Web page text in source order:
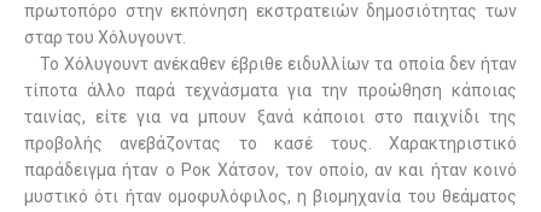
πρωτοπόρο στην εκπόνηση εκστρατειών δημοσιότητας των
σταρ του Χόλυγουντ.
Το Χόλυγουντ ανέκαθεν έβριθε ειδυλλίων τα οποία δεν ήταν
τίποτα άλλο παρά τεχνάσματα για την προώθηση κάποιας
ταινίας, είτε για να μπουν ξανά κάποιοι στο παιχνίδι της
προβολής ανεβάζοντας το κασέ τους. Χαρακτηριστικό
παράδειγμα ήταν ο Ροκ Χάτσον, τον οποίο, αν και ήταν κοινό
μυστικό ότι ήταν ομοφυλόφιλος, η βιομηχανία του θεάματος